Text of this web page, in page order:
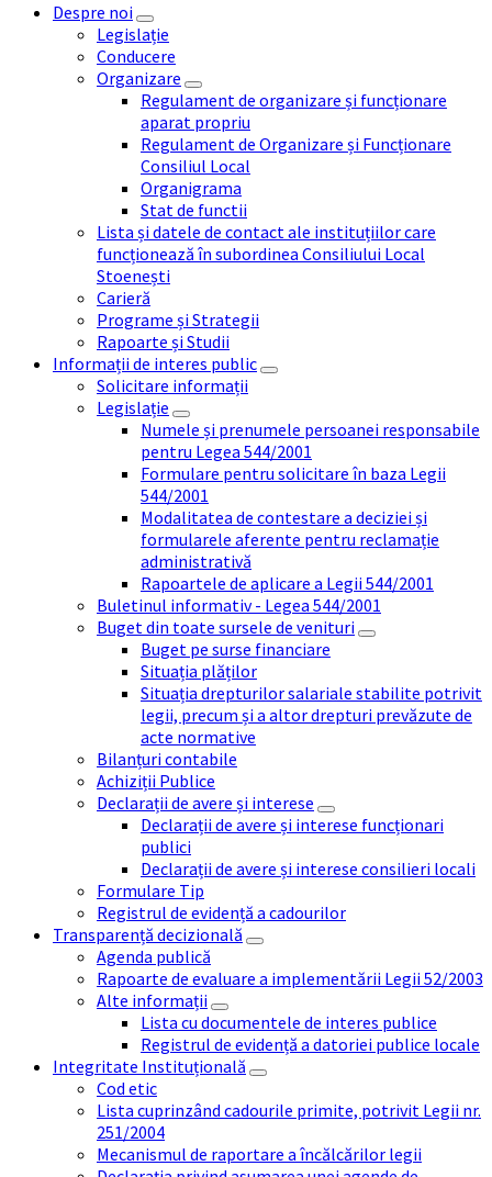
Despre noi
Legislație
Conducere
Organizare
Regulament de organizare și funcționare
aparat propriu
Regulament de Organizare și Funcționare
Consiliul Local
Organigrama
Stat de functii
Lista și datele de contact ale instituțiilor care
funcționează în subordinea Consiliului Local
Stoenești
Carieră
Programe și Strategii
Rapoarte și Studii
Informații de interes public
Solicitare informații
Legislație
Numele și prenumele persoanei responsabile
pentru Legea 544/2001
Formulare pentru solicitare în baza Legii
544/2001
Modalitatea de contestare a deciziei și
formularele aferente pentru reclamație
administrativă
Rapoartele de aplicare a Legii 544/2001
Buletinul informativ - Legea 544/2001
Buget din toate sursele de venituri
Buget pe surse financiare
Situația plăților
Situația drepturilor salariale stabilite potrivit
legii, precum și a altor drepturi prevăzute de
acte normative
Bilanțuri contabile
Achiziții Publice
Declarații de avere și interese
Declarații de avere și interese funcționari
publici
Declarații de avere și interese consilieri locali
Formulare Tip
Registrul de evidență a cadourilor
Transparență decizională
Agenda publică
Rapoarte de evaluare a implementării Legii 52/2003
Alte informații
Lista cu documentele de interes publice
Registrul de evidență a datoriei publice locale
Integritate Instituțională
Cod etic
Lista cuprinzând cadourile primite, potrivit Legii nr.
251/2004
Mecanismul de raportare a încălcărilor legii